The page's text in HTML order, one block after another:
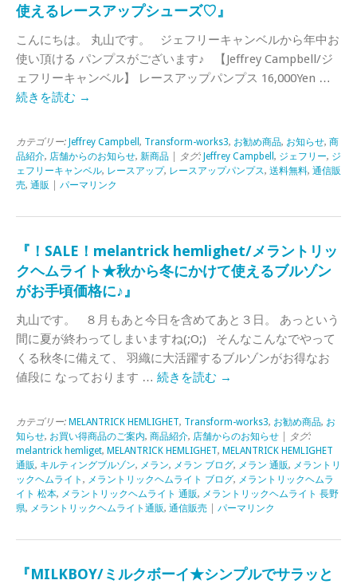
使えるレースアップシューズ♡』
こんにちは。 丸山です。 ジェフリーキャンベルから年中お
使い頂ける パンプスがございます♪ 【Jeffrey Campbell/ジ
ェフリーキャンベル】 レースアップパンプス 16,000Yen …
続きを読む →
カテゴリー: Jeffrey Campbell , Transform-works3, お勧め商品, お知らせ, 商
品紹介, 店舗からのお知らせ, 新商品 | タグ: Jeffrey Campbell , ジェフリー, ジ
ェフリーキャンベル, レースアップ, レースアップパンプス, 送料無料, 通信販
売, 通販 パーマリンク
『！SALE！melantrick hemlighet/メラントリッ
クヘムライト★秋から冬にかけて使えるブルゾン
がお手頃価格に♪』
丸山です。 ８月もあと今日を含めてあと３日。 あっという
間に夏が終わってしまいますね(;O;) そんなこんなでやって
くる秋冬に備えて、 羽織に大活躍するブルゾンがお得なお
値段に なっております … 続きを読む →
カテゴリー: MELANTRICK HEMLIGHET, Transform-works3, お勧め商品, お
知らせ, お買い得商品のご案内, 商品紹介, 店舗からのお知らせ | タグ:
melantrick hemliget, MELANTRICK HEMLIGHET, MELANTRICK HEMLIGHET
通販, キルティングブルゾン, メラン, メラン ブログ, メラン 通販, メラントリ
ックヘムライト , メラントリックヘムライト ブログ, メラントリックヘムラ
イト 松本, メラントリックヘムライト 通販, メラントリックヘムライト 長野
県, メラントリックヘムライト通販, 通信販売 パーマリンク
『MILKBOY/ミルクボーイ★シンプルでサラッと